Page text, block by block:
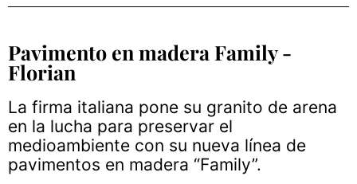
Pavimento en madera Family -
Florian
La firma italiana pone su granito de arena
en la lucha para preservar el
medioambiente con su nueva línea de
pavimentos en madera “Family”.